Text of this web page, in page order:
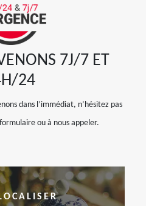
7J/7 ET
24
dans l’immédiat, n’hésitez pas
ou à nous appeler.